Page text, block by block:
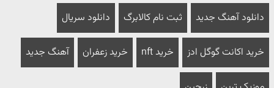
دانلود آهنگ جدید ثبت نام کالابرگ دانلود سریال
خرید اکانت گوگل ادز خرید nft خرید زعفران آهنگ جدید